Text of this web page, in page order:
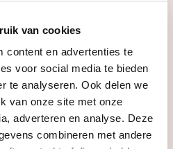
van cookies
content en advertenties te
voor social media te bieden
te analyseren. Ook delen we
van onze site met onze
adverteren en analyse. Deze
combineren met andere
In overleg
Eengezinswoning,
tussenwoning
Nieuwbouw
2026